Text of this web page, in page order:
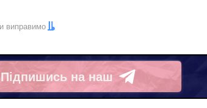
виправимо
Підпишись на наш
Telegram